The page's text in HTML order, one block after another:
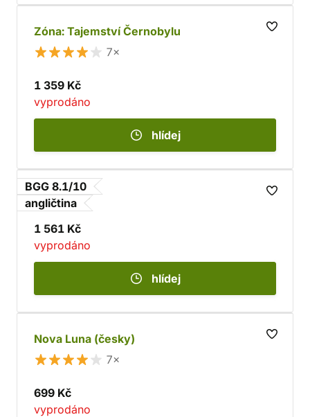
Zóna: Tajemství Černobylu
7×
1 359 Kč
vyprodáno
hlídej
BGG 8.1/10
angličtina
Maracaibo
1 561 Kč
vyprodáno
hlídej
Nova Luna (česky)
7×
699 Kč
vyprodáno